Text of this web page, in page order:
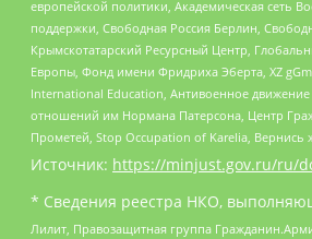
европейской политики, Академическая сеть
поддержки, Свободная Россия Берлин,
Крымскотатарский Ресурсный Центр,
Европы, Фонд имени Фридриха Эберта, XZ
International Education, Антивоенное
отношений им Нормана Патерсона, Центр
Прометей, Stop Occupation of Karelia,
Источник: https://minjust.gov.ru/ru/
* Сведения реестра НКО,
Лилит, Правозащитная группа